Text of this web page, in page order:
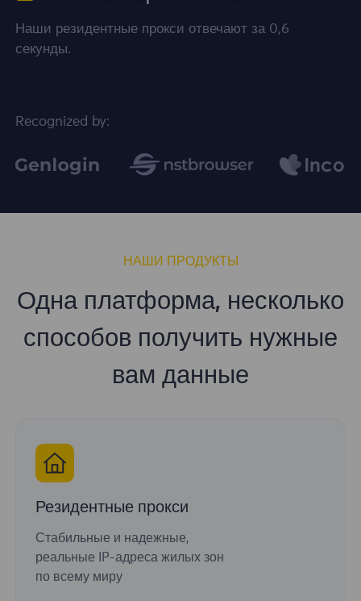
Наши резидентные прокси отвечают за 0,6
секунды.
Recognized by:
НАШИ ПРОДУКТЫ
Одна платформа, несколько
способов получить нужные
вам данные
Резидентные прокси
Стабильные и надежные,
реальные IP-адреса жилых зон
по всему миру